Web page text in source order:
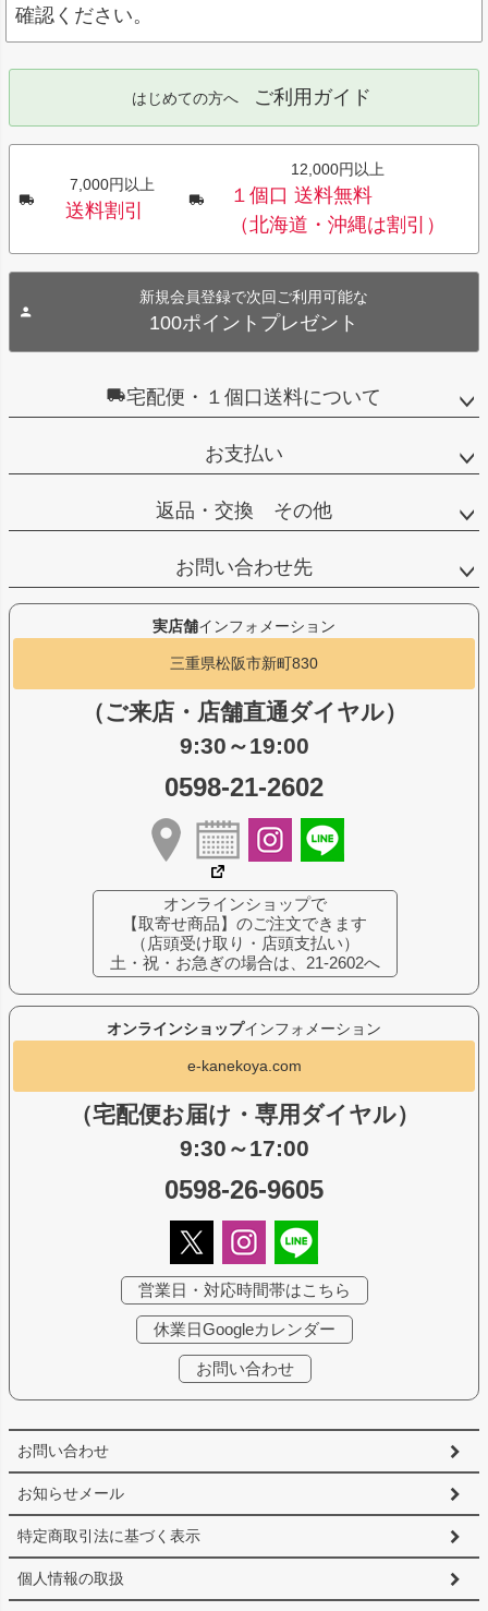
確認ください。
はじめての方へ ご利用ガイド
7,000円以上
送料割引
12,000円以上
１個口 送料無料
（北海道・沖縄は割引）
新規会員登録で次回ご利用可能な
100ポイントプレゼント
宅配便・１個口送料について
お支払い
返品・交換 その他
お問い合わせ先
お問い合わせ
お知らせメール
特定商取引法に基づく表示
個人情報の取扱
オンラインショップインフォメーション
e-kanekoya.com
（宅配便お届け・専用ダイヤル）
9:30～17:00
0598-26-9605
営業日・対応時間帯はこちら
休業日Googleカレンダー
お問い合わせ
実店舗インフォメーション
三重県松阪市新町830
（ご来店・店舗直通ダイヤル）
9:30～19:00
0598-21-2602
オンラインショップで
【取寄せ商品】のご注文できます
（店頭受け取り・店頭支払い）
土・祝・お急ぎの場合は、21-2602へ